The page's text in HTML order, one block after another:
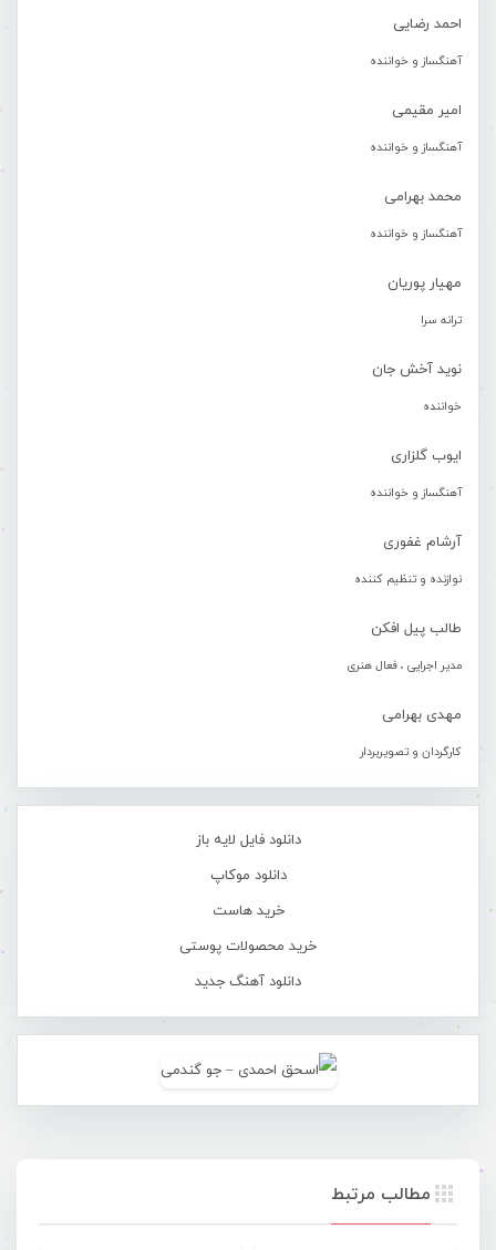
احمد رضایی
آهنگساز و خواننده
امیر مقیمی
آهنگساز و خواننده
محمد بهرامی
آهنگساز و خواننده
مهیار پوریان
ترانه سرا
نوید آخش جان
خواننده
ایوب گلزاری
آهنگساز و خواننده
آرشام غفوری
نوازنده و تنظیم کننده
طالب پیل افکن
مدیر اجرایی ، فعال هنری
مهدی بهرامی
کارگردان و تصویربردار
دانلود فایل لایه باز
دانلود موکاپ
خرید هاست
خرید محصولات پوستی
دانلود آهنگ جدید
مطالب مرتبط